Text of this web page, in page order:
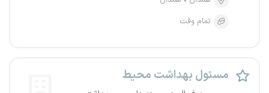
تمام وقت
مسئول بهداشت محیط